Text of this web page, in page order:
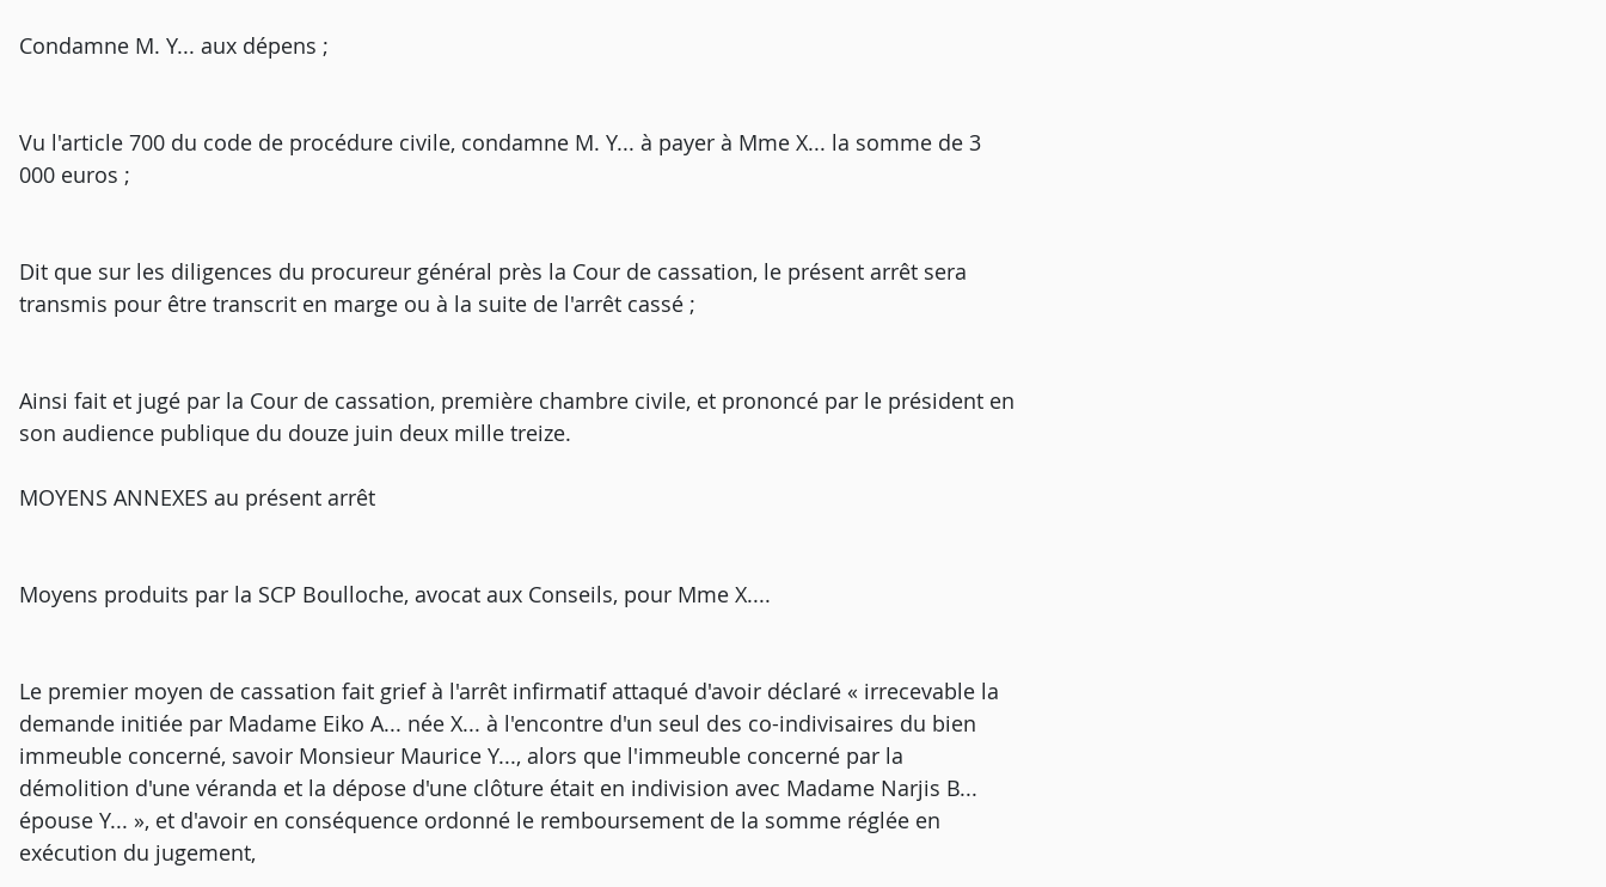
Condamne M. Y... aux dépens ;
Vu l'article 700 du code de procédure civile, condamne M. Y... à payer à Mme X... la somme de 3
000 euros ;
Dit que sur les diligences du procureur général près la Cour de cassation, le présent arrêt sera
transmis pour être transcrit en marge ou à la suite de l'arrêt cassé ;
Ainsi fait et jugé par la Cour de cassation, première chambre civile, et prononcé par le président en
son audience publique du douze juin deux mille treize.
MOYENS ANNEXES au présent arrêt
Moyens produits par la SCP Boulloche, avocat aux Conseils, pour Mme X....
Le premier moyen de cassation fait grief à l'arrêt infirmatif attaqué d'avoir déclaré « irrecevable la
demande initiée par Madame Eiko A... née X... à l'encontre d'un seul des co-indivisaires du bien
immeuble concerné, savoir Monsieur Maurice Y..., alors que l'immeuble concerné par la
démolition d'une véranda et la dépose d'une clôture était en indivision avec Madame Narjis B...
épouse Y... », et d'avoir en conséquence ordonné le remboursement de la somme réglée en
exécution du jugement,